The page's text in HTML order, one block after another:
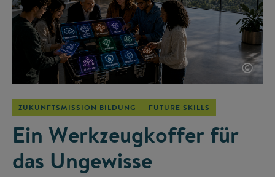
©
ZUKUNFTSMISSION BILDUNG FUTURE SKILLS
Ein Werkzeugkoffer für
das Ungewisse